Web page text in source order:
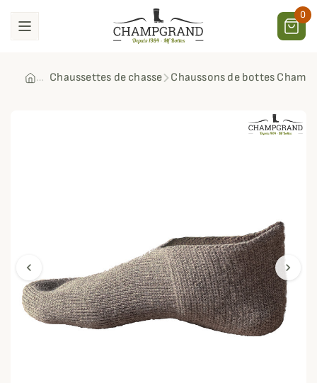
0
Chaussettes de chasse Chaussons de bottes
chevron_left chevron_right